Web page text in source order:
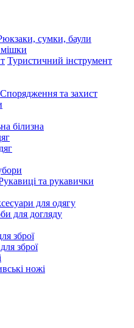
сумки, баули
Туристичний інструмент
Спорядження та захист
білизна
та рукавички
для одягу
для догляду
зброї
зброї
ножі